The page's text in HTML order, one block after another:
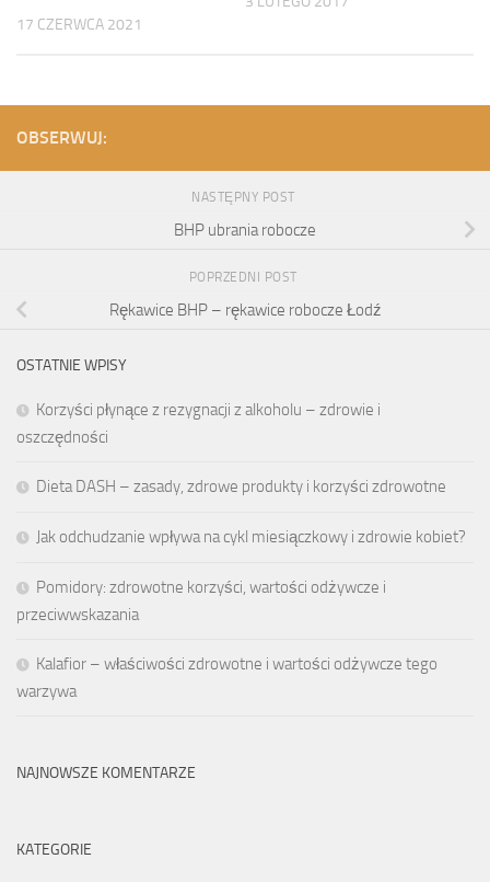
17 CZERWCA 2021
OBSERWUJ:
NASTĘPNY POST
BHP ubrania robocze
POPRZEDNI POST
Rękawice BHP – rękawice robocze Łodź
OSTATNIE WPISY
Korzyści płynące z rezygnacji z alkoholu – zdrowie i
oszczędności
Dieta DASH – zasady, zdrowe produkty i korzyści zdrowotne
Jak odchudzanie wpływa na cykl miesiączkowy i zdrowie kobiet?
Pomidory: zdrowotne korzyści, wartości odżywcze i
przeciwwskazania
Kalafior – właściwości zdrowotne i wartości odżywcze tego
warzywa
NAJNOWSZE KOMENTARZE
KATEGORIE